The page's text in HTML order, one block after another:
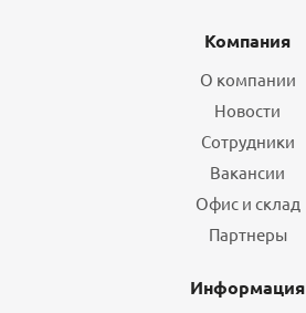
Компания
О компании
Новости
Сотрудники
Вакансии
Офис и склад
Партнеры
Информация